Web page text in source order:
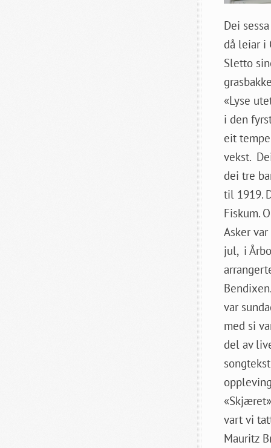
Dei
då leiar i
Sletto
«Lyse
i den
eit
vekst.
dei tre
til 1919.
Fiskum.
Asker
jul, i
var
med si
del av
vart vi
Mauritz